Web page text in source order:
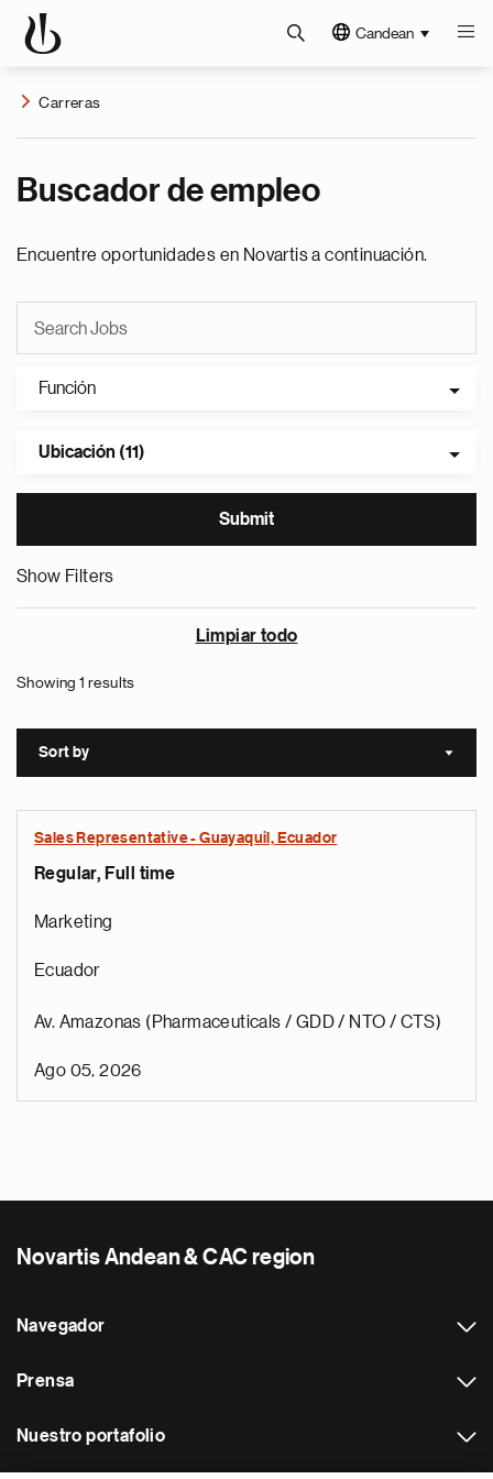
Candean
Carreras
Buscador de empleo
Encuentre oportunidades en Novartis a continuación.
Función
Ubicación (11)
Show Filters
Limpiar todo
Showing 1 results
Sort by Sort
Sales Representative - Guayaquil, Ecuador
Regular, Full time
Marketing
Ecuador
Av. Amazonas (Pharmaceuticals / GDD / NTO / CTS)
Ago 05, 2026
Novartis Andean & CAC region
Navegador
Prensa
Nuestro portafolio